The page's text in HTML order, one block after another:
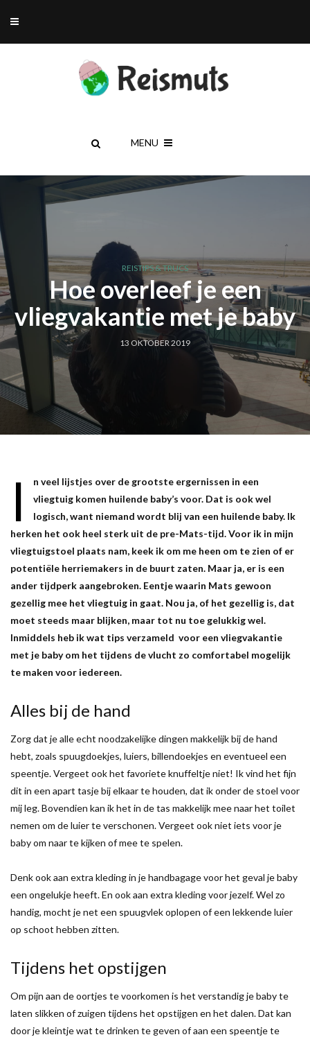
MENU
REISTIPS & TRUCS
Hoe overleef je een
vliegvakantie met je baby
13 OKTOBER 2019
I
n veel lijstjes over de grootste ergernissen in een
vliegtuig komen huilende baby’s voor. Dat is ook wel
logisch, want niemand wordt blij van een huilende baby. Ik
herken het ook heel sterk uit de pre-Mats-tijd. Voor ik in mijn
vliegtuigstoel plaats nam, keek ik om me heen om te zien of er
potentiële herriemakers in de buurt zaten. Maar ja, er is een
ander tijdperk aangebroken. Eentje waarin Mats gewoon
gezellig mee het vliegtuig in gaat. Nou ja, of het gezellig is, dat
moet steeds maar blijken, maar tot nu toe gelukkig wel.
Inmiddels heb ik wat tips verzameld voor een vliegvakantie
met je baby om het tijdens de vlucht zo comfortabel mogelijk
te maken voor iedereen.
Alles bij de hand
Zorg dat je alle echt noodzakelijke dingen makkelijk bij de hand
hebt, zoals spuugdoekjes, luiers, billendoekjes en eventueel een
speentje. Vergeet ook het favoriete knuffeltje niet! Ik vind het fijn
dit in een apart tasje bij elkaar te houden, dat ik onder de stoel voor
mij leg. Bovendien kan ik het in de tas makkelijk mee naar het toilet
nemen om de luier te verschonen. Vergeet ook niet iets voor je
baby om naar te kijken of mee te spelen.
Denk ook aan extra kleding in je handbagage voor het geval je baby
een ongelukje heeft. En ook aan extra kleding voor jezelf. Wel zo
handig, mocht je net een spuugvlek oplopen of een lekkende luier
op schoot hebben zitten.
Tijdens het opstijgen
Om pijn aan de oortjes te voorkomen is het verstandig je baby te
laten slikken of zuigen tijdens het opstijgen en het dalen. Dat kan
door je kleintje wat te drinken te geven of aan een speentje te